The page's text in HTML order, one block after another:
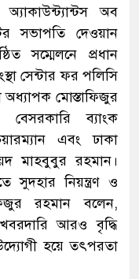
অব
সভাপতি দেওয়ান
সম্মেলনে প্রধান
সেন্টার ফর পলিসি
অধ্যাপক মোস্তাফিজুর
ব্যাংক
এবং ঢাকা
মাহবুবুর রহমান।
সুদহার নিয়ন্ত্রণ ও
রহমান বলেন,
আরও বৃদ্ধি
হয়ে তৎপরতা